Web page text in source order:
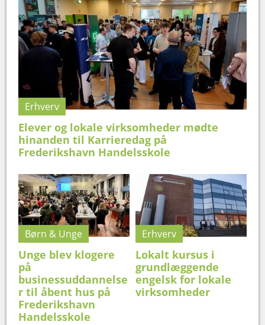
Erhverv
Elever og lokale virksomheder mødte
hinanden til Karrieredag på
Frederikshavn Handelsskole
Børn & Unge
Unge blev klogere
på
businessuddannelse
r til åbent hus på
Frederikshavn
Handelsskole
Erhverv
Lokalt kursus i
grundlæggende
engelsk for lokale
virksomheder